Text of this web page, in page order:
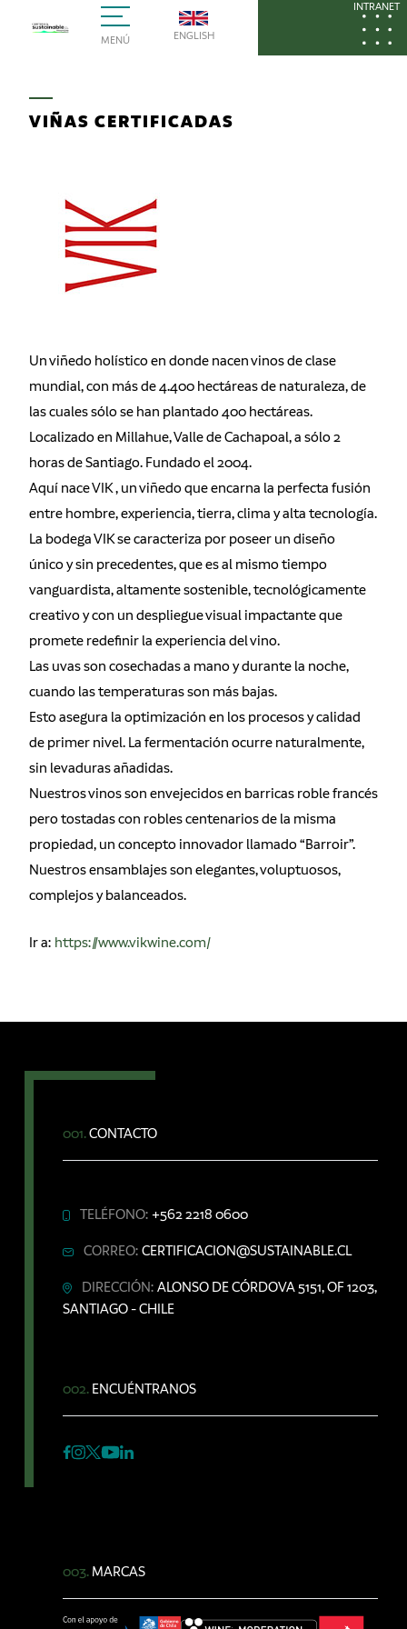
MENÚ ENGLISH
INTRANET
VIÑAS CERTIFICADAS
Un viñedo holístico en donde nacen vinos de clase
mundial, con más de 4.400 hectáreas de naturaleza, de
las cuales sólo se han plantado 400 hectáreas.
Localizado en Millahue, Valle de Cachapoal, a sólo 2
horas de Santiago. Fundado el 2004.
Aquí nace VIK , un viñedo que encarna la perfecta fusión
entre hombre, experiencia, tierra, clima y alta tecnología.
La bodega VIK se caracteriza por poseer un diseño
único y sin precedentes, que es al mismo tiempo
vanguardista, altamente sostenible, tecnológicamente
creativo y con un despliegue visual impactante que
promete redefinir la experiencia del vino.
Las uvas son cosechadas a mano y durante la noche,
cuando las temperaturas son más bajas.
Esto asegura la optimización en los procesos y calidad
de primer nivel. La fermentación ocurre naturalmente,
sin levaduras añadidas.
Nuestros vinos son envejecidos en barricas roble francés
pero tostadas con robles centenarios de la misma
propiedad, un concepto innovador llamado “Barroir”.
Nuestros ensamblajes son elegantes, voluptuosos,
complejos y balanceados.
Ir a: https://www.vikwine.com/
001.CONTACTO
TELÉFONO: +562 2218 0600
CORREO: CERTIFICACION@SUSTAINABLE.CL
DIRECCIÓN: ALONSO DE CÓRDOVA 5151, OF 1203,
SANTIAGO - CHILE
002. ENCUÉNTRANOS
003. MARCAS